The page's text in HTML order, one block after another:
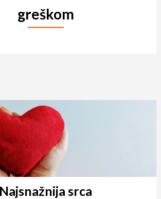
greškom
Najsnažnija srca